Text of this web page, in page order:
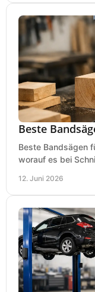
Beste
Beste Bandsägen
worauf es bei
12. Juni 2026